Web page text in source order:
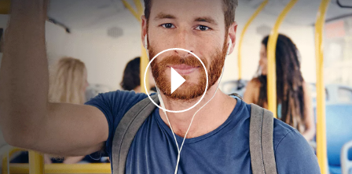
why straight talk video for